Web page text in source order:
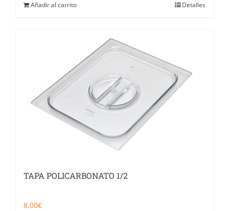
Añadir al carrito Detalles
TAPA POLICARBONATO 1/2
8,00€